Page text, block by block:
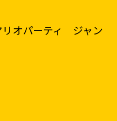
リオパーティ ジャン